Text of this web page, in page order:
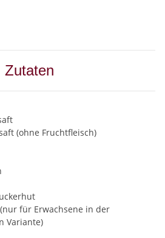
Zutaten
(ohne Fruchtfleisch)
für Erwachsene in der
Variante)